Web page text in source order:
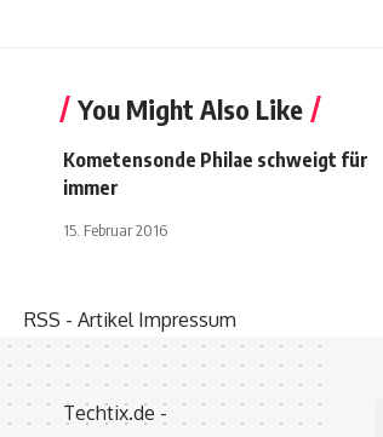
You Might Also Like
Kometensonde Philae schweigt für
immer
15. Februar 2016
RSS - Artikel Impressum
Techtix.de -